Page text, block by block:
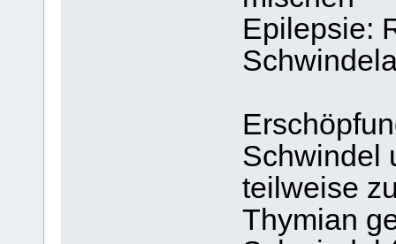
Epilepsie:
Schwindel
teilweise
Thymian